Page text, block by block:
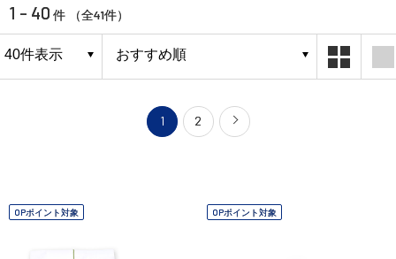
1 - 40 件 （全41件）
1 2
OPポイント対象 OPポイント対象